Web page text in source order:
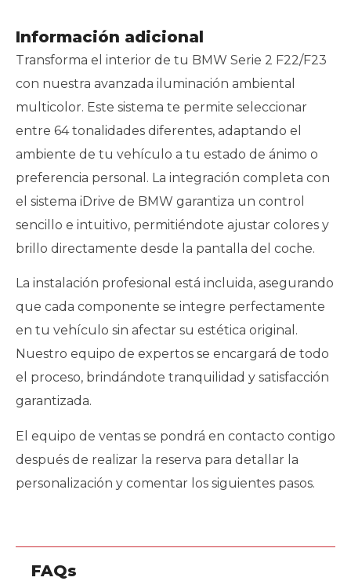
Información adicional
Transforma el interior de tu BMW Serie 2 F22/F23
con nuestra avanzada iluminación ambiental
multicolor. Este sistema te permite seleccionar
entre 64 tonalidades diferentes, adaptando el
ambiente de tu vehículo a tu estado de ánimo o
preferencia personal. La integración completa con
el sistema iDrive de BMW garantiza un control
sencillo e intuitivo, permitiéndote ajustar colores y
brillo directamente desde la pantalla del coche.
La instalación profesional está incluida, asegurando
que cada componente se integre perfectamente
en tu vehículo sin afectar su estética original.
Nuestro equipo de expertos se encargará de todo
el proceso, brindándote tranquilidad y satisfacción
garantizada.
El equipo de ventas se pondrá en contacto contigo
después de realizar la reserva para detallar la
personalización y comentar los siguientes pasos.
FAQs